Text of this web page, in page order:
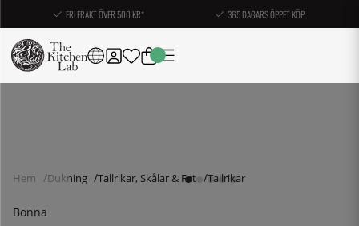
FRI FRAKT ÖVER 500 KR* 365 DAGARS ÖPPET KÖP
Hem Dukning Tallrikar, Skålar & Fat Tallrikar
Bonna